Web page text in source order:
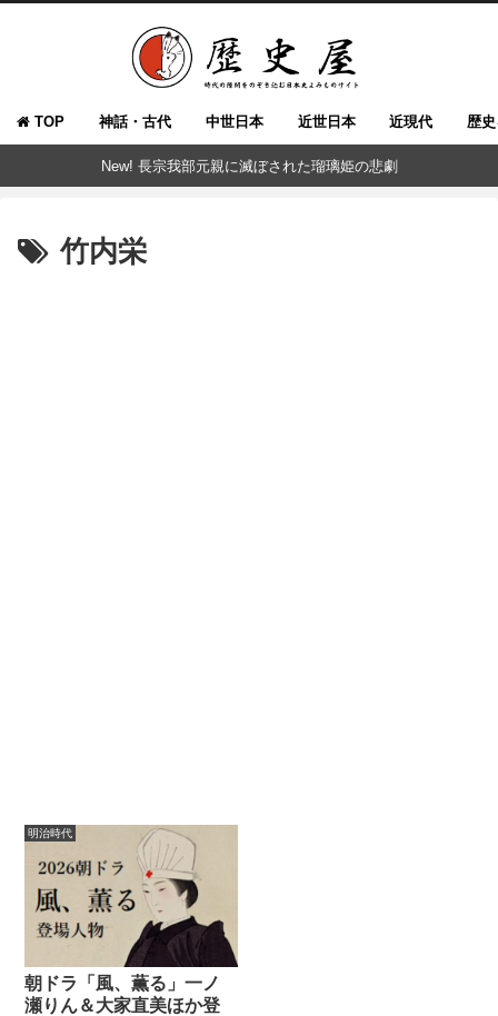
TOP 神話・古代 中世日本 近世日本 近現代 歴
New! 長宗我部元親に滅ぼされた瑠璃姫の悲劇
竹内栄
明治時代
朝ドラ「風、薫る」一ノ
瀬りん＆大家直美ほか登